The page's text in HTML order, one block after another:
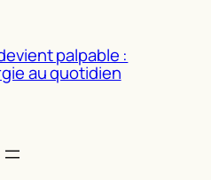
palpable :
au quotidien